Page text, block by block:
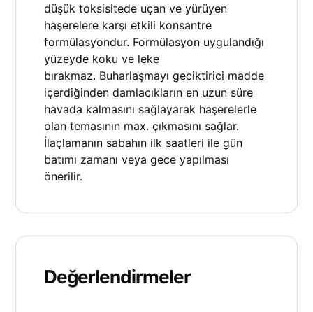
düşük toksisitede uçan ve yürüyen
haşerelere karşı etkili konsantre
formülasyondur. Formülasyon uygulandığı
yüzeyde koku ve leke
bırakmaz. Buharlaşmayı geciktirici madde
içerdiğinden damlacıkların en uzun süre
havada kalmasını sağlayarak haşerelerle
olan temasının max. çıkmasını sağlar.
İlaçlamanın sabahın ilk saatleri ile gün
batımı zamanı veya gece yapılması
önerilir.
Değerlendirmeler